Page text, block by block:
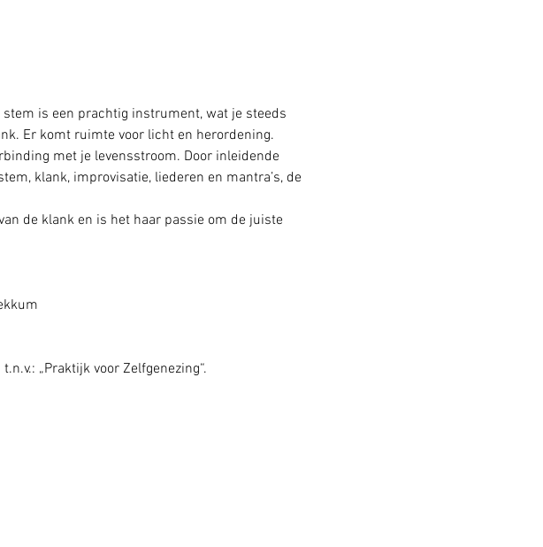
is een prachtig instrument, wat je steeds
Er komt ruimte voor licht en herordening.
met je levensstroom. Door inleidende
klank, improvisatie, liederen en mantra’s, de
de klank en is het haar passie om de juiste
„Praktijk voor Zelfgenezing“.